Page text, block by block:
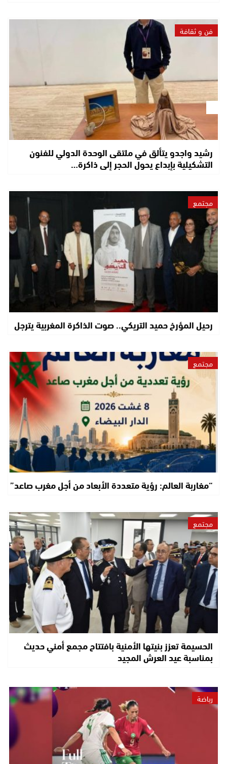
فن و ثقافة
رشيد واجدو يتألق في ملتقى الوحدة الدولي للفنون
التشكيلية بإبداع يحول الحجر إلى ذاكرة…
مجتمع
رحيل المؤرخ حميد التريكي.. صوت الذاكرة المغربية يترجل
مجتمع
“مغاربة العالم: رؤية متعددة الأبعاد من أجل مغرب صاعد”
مجتمع
الحسيمة تعزز بنيتها الأمنية بافتتاح مجمع أمني حديث
بمناسبة عيد العرش المجيد
رياضة